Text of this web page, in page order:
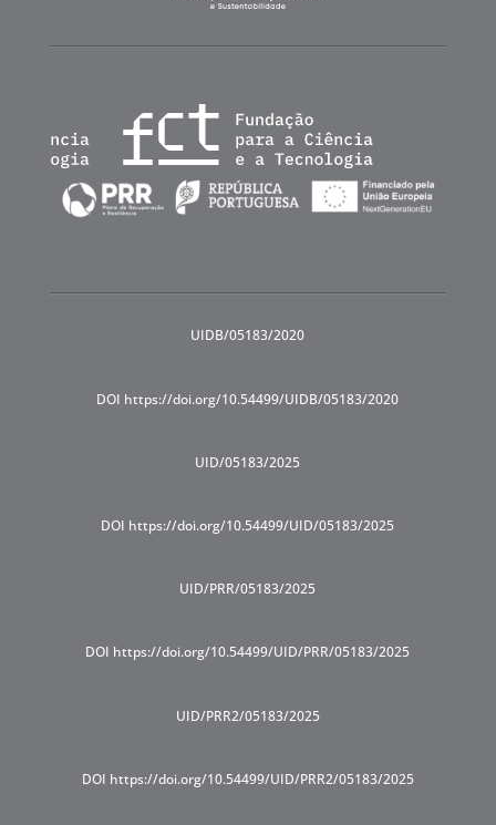
UIDB/05183/2020
DOI https://doi.org/10.54499/UIDB/05183/2020
UID/05183/2025
DOI https://doi.org/10.54499/UID/05183/2025
UID/PRR/05183/2025
DOI https://doi.org/10.54499/UID/PRR/05183/2025
UID/PRR2/05183/2025
DOI https://doi.org/10.54499/UID/PRR2/05183/2025